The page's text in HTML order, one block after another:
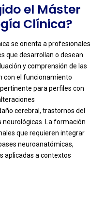
el Máster
Clínica?
se orienta a profesionales
que desarrollan o desean
y comprensión de las
con el funcionamiento
para perfiles con
cerebral, trastornos del
La formación
que requieren integrar
neuroanatómicas,
aplicadas a contextos